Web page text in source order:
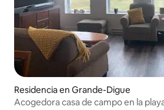
Residencia en Grande-Digue
Acogedora casa de campo en la